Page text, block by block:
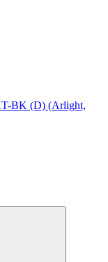
BK (D) (Arlight,